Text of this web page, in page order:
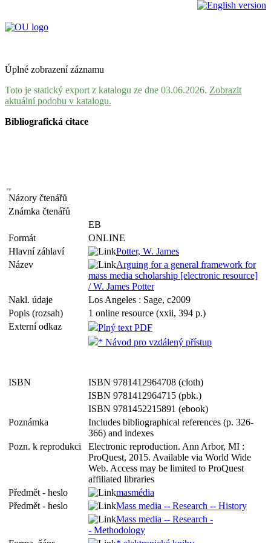
Úplné zobrazení záznamu
Toto je statický export z katalogu ze dne 03.06.2026. Zobrazit
aktuální podobu v katalogu.
Bibliografická citace
Názory čtenářů
Známka čtenářů
EB
Formát
ONLINE
Hlavní záhlaví
Potter, W. James
Název
Arguing for a general framework for
mass media scholarship [electronic resource]
/ W. James Potter
Nakl. údaje
Los Angeles : Sage, c2009
Popis (rozsah)
1 online resource (xxii, 394 p.)
Externí odkaz
Plný text PDF
* Návod pro vzdálený přístup
ISBN
ISBN 9781412964708 (cloth)
ISBN 9781412964715 (pbk.)
ISBN 9781452215891 (ebook)
Poznámka
Includes bibliographical references (p. 326-
366) and indexes
Pozn. k reprodukci
Electronic reproduction. Ann Arbor, MI :
ProQuest, 2015. Available via World Wide
Web. Access may be limited to ProQuest
affiliated libraries
Předmět - heslo
masmédia
Předmět - heslo
Mass media -- Research -- History
Mass media -- Research -
- Methodology